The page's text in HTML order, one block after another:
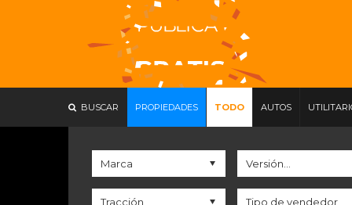
BUSCAR PROPIEDADES TODO AUTOS